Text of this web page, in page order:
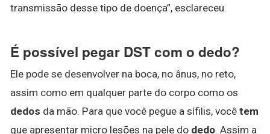
transmissão desse tipo de doença”, esclareceu.
É possível pegar DST com o dedo?
Ele pode se desenvolver na boca, no ânus, no reto,
assim como em qualquer parte do corpo como os
dedos da mão. Para que você pegue a sífilis, você tem
que apresentar micro lesões na pele do dedo. Assim a